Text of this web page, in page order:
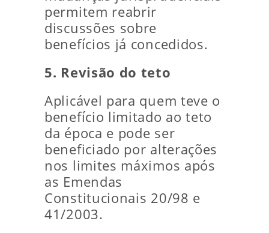
permitem reabrir
discussões sobre
benefícios já concedidos.
5. Revisão do teto
Aplicável para quem teve o
benefício limitado ao teto
da época e pode ser
beneficiado por alterações
nos limites máximos após
as Emendas
Constitucionais 20/98 e
41/2003.